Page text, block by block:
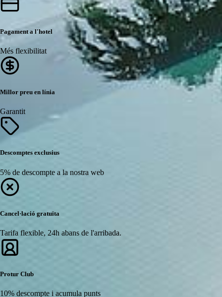
Pagament a l'hotel
Més flexibilitat
Millor preu en línia
Garantit
Descomptes exclusius
5% de descompte a la nostra web
Cancel·lació gratuïta
Tarifa flexible, 24h abans de l'arribada.
Protur Club
10% descompte i acumula punts